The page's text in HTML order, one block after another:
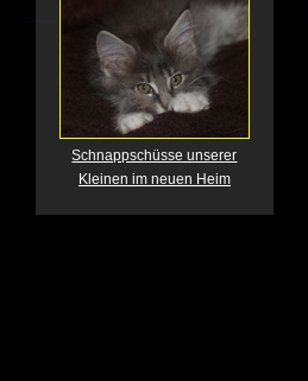
Schnappschüsse unserer
Kleinen im neuen Heim